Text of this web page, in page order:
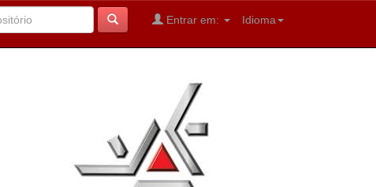
Idioma
Entrar em: